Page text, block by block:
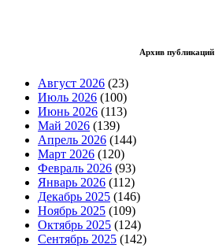
Архив публикаций
Август 2026 (23)
Июль 2026 (100)
Июнь 2026 (113)
Май 2026 (139)
Апрель 2026 (144)
Март 2026 (120)
Февраль 2026 (93)
Январь 2026 (112)
Декабрь 2025 (146)
Ноябрь 2025 (109)
Октябрь 2025 (124)
Сентябрь 2025 (142)